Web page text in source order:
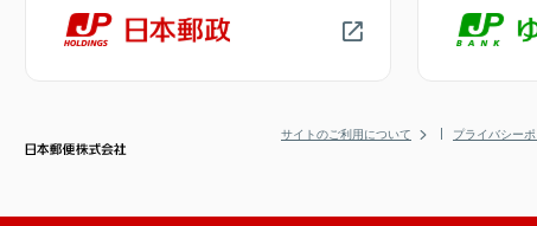
サイトのご利用について プライバシー